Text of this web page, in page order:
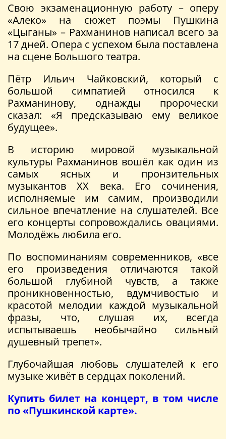
Свою экзаменационную работу – оперу
«Алеко» на сюжет поэмы Пушкина
«Цыганы» – Рахманинов написал всего за
17 дней. Опера с успехом была поставлена
на сцене Большого театра.
Пётр Ильич Чайковский, который с
большой симпатией относился к
Рахманинову, однажды пророчески
сказал: «Я предсказываю ему великое
будущее».
В историю мировой музыкальной
культуры Рахманинов вошёл как один из
самых ясных и пронзительных
музыкантов XX века. Его сочинения,
исполняемые им самим, производили
сильное впечатление на слушателей. Все
его концерты сопровождались овациями.
Молодёжь любила его.
По воспоминаниям современников, «все
его произведения отличаются такой
большой глубиной чувств, а также
проникновенностью, вдумчивостью и
красотой мелодии каждой музыкальной
фразы, что, слушая их, всегда
испытываешь необычайно сильный
душевный трепет».
Глубочайшая любовь слушателей к его
музыке живёт в сердцах поколений.
Купить билет на концерт, в том числе
по «Пушкинской карте».